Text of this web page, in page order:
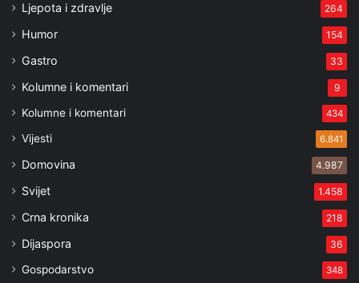
Ljepota i zdravlje 264
Humor 154
Gastro 33
Kolumne i komentari 9
Kolumne i komentari 434
Vijesti 6.841
Domovina 4.987
Svijet 1.458
Crna kronika 218
Dijaspora 36
Gospodarstvo 348